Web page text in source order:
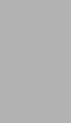
愉悅的法式午茶
coming culinary